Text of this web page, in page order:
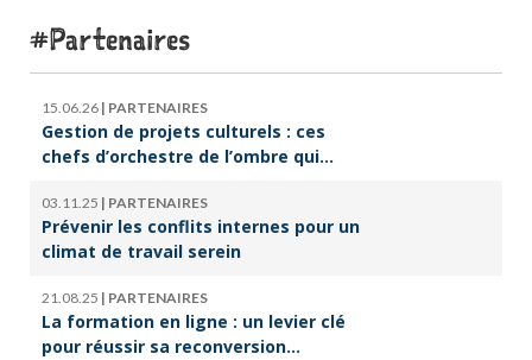
Partenaires
15.06.26 | PARTENAIRES
Gestion de projets culturels : ces
chefs d’orchestre de l’ombre qui
03.11.25 | PARTENAIRES
Prévenir les conflits internes pour un
climat de travail serein
21.08.25 | PARTENAIRES
La formation en ligne : un levier clé
pour réussir sa reconversion